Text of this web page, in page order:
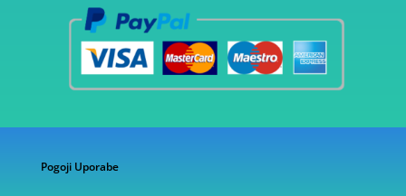
Pogoji Uporabe